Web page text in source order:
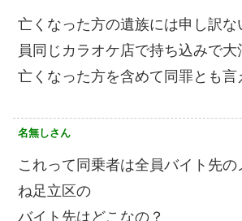
亡くなった方の遺族には申し訳な
員同じカラオケ店で持ち込みで大
亡くなった方を含めて同罪とも言
名無しさん
これって同乗者は全員バイト先の
ね足立区の
バイト先はどこなの？